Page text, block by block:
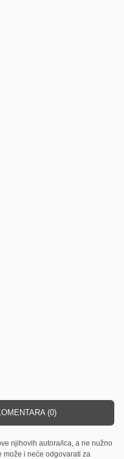
(0)
njihovih autora/ica, a ne nužno
može i neće odgovarati za